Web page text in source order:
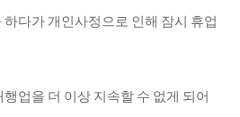
다가 개인사정으로 인해 잠시 휴업
업을 더 이상 지속할 수 없게 되어